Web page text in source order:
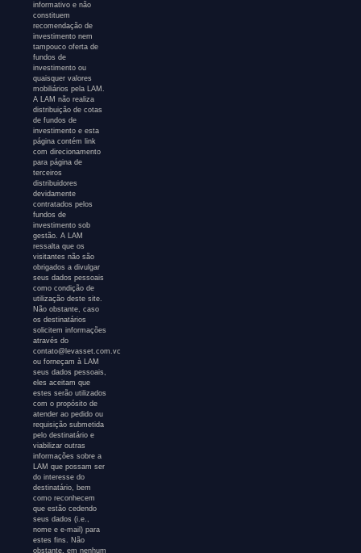
informativo e não
constituem
recomendação de
investimento nem
tampouco oferta de
fundos de
investimento ou
quaisquer valores
mobiliários pela LAM.
A LAM não realiza
distribuição de cotas
de fundos de
investimento e esta
página contém link
com direcionamento
para página de
terceiros
distribuidores
devidamente
contratados pelos
fundos de
investimento sob
gestão. A LAM
ressalta que os
visitantes não são
obrigados a divulgar
seus dados pessoais
como condição de
utilização deste site.
Não obstante, caso
os destinatários
solicitem informações
através do
contato@levasset.com.vc
ou forneçam à LAM
seus dados pessoais,
eles aceitam que
estes serão utilizados
com o propósito de
atender ao pedido ou
requisição submetida
pelo destinatário e
viabilizar outras
informações sobre a
LAM que possam ser
do interesse do
destinatário, bem
como reconhecem
que estão cedendo
seus dados (i.e.,
nome e e-mail) para
estes fins. Não
obstante, em nenhum